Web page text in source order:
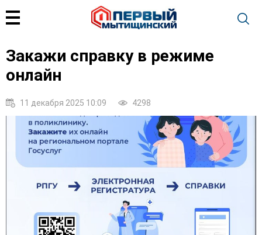
Закажи справку в режиме
онлайн
11 декабря 2025 10:09 4298